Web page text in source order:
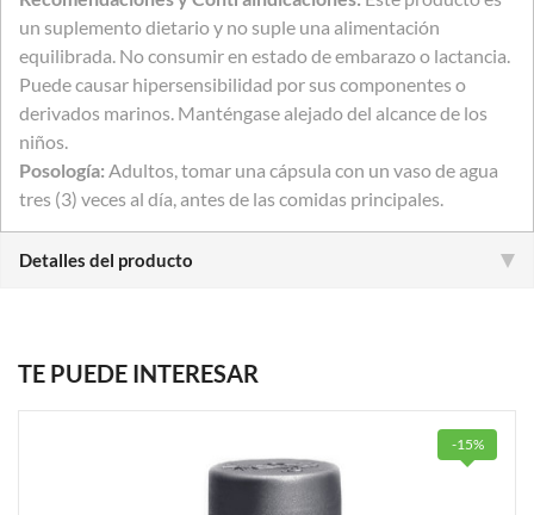
un suplemento dietario y no suple una alimentación
equilibrada. No consumir en estado de embarazo o lactancia.
Puede causar hipersensibilidad por sus componentes o
derivados marinos. Manténgase alejado del alcance de los
niños.
Posología: Adultos, tomar una cápsula con un vaso de agua
tres (3) veces al día, antes de las comidas principales.
Detalles del producto
TE PUEDE INTERESAR
-15%